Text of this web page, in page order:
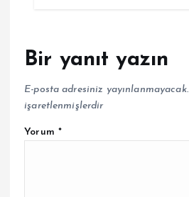
Bir yanıt yazın
E-posta adresiniz yayınlanmayacak.
işaretlenmişlerdir
Yorum *